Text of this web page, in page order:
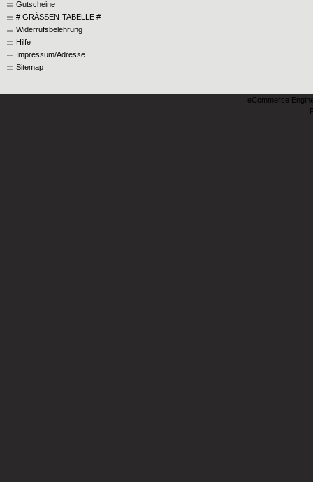
Gutscheine
# GRÃSSEN-TABELLE #
Widerrufsbelehrung
Hilfe
Impressum/Adresse
Sitemap
eCommerce